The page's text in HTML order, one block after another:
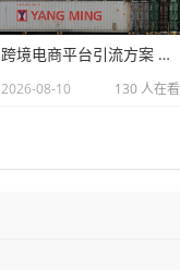
跨境电商平台引流方案 的延伸长尾关键词有哪些
2026-08-10 130 人在看